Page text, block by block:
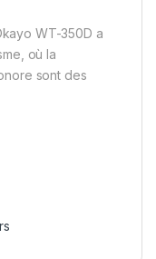
WT-350D a
où la
sont des